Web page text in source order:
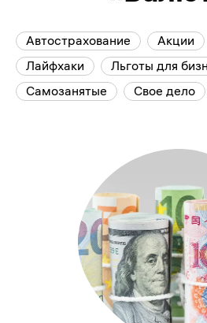
Автострахование Акции
Лайфхаки
Льготы для
Самозанятые
Свое дело